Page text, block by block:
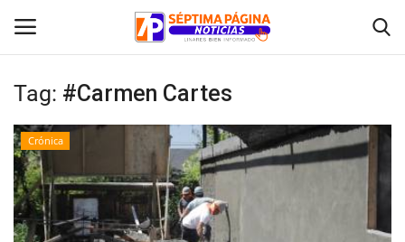
Inicio
Crónica
Policial
Tag: #Carmen Cartes
Crónica